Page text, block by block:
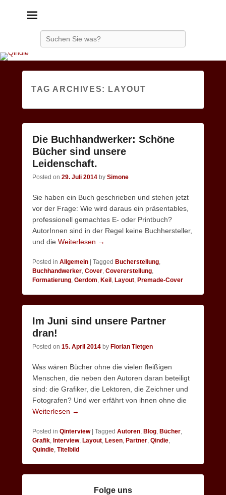
TAG ARCHIVES: LAYOUT
Die Buchhandwerker: Schöne
Bücher sind unsere
Leidenschaft.
Posted on 29. Juli 2014 by Simone
Sie haben ein Buch geschrieben und stehen jetzt
vor der Frage: Wie wird daraus ein präsentables,
professionell gemachtes E- oder Printbuch?
AutorInnen sind in der Regel keine Buchhersteller,
und die Weiterlesen →
Posted in Allgemein Tagged Bucherstellung,
Buchhandwerker, Cover, Covererstellung,
Formatierung, Gerdom, Keil , Layout, Premade-Cover
Im Juni sind unsere Partner
dran!
Posted on 15. April 2014 by Florian Tietgen
Was wären Bücher ohne die vielen fleißigen
Menschen, die neben den Autoren daran beteiligt
sind: die Grafiker, die Lektoren, die Zeichner und
Fotografen? Und wer erfährt von ihnen ohne die
Weiterlesen →
Posted in Qinterview Tagged Autoren, Blog, Bücher,
Grafik, Interview, Layout, Lesen, Partner, Qindie,
Quindie, Titelbild
Folge uns